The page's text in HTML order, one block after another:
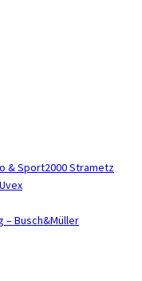
& Sport2000 Strametz
Busch&Müller